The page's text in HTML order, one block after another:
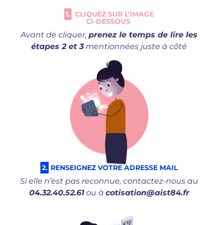
1.
CLIQUEZ SUR L’IMAGE
CI-DESSOUS
Avant de cliquer, prenez le temps de lire les
étapes 2 et 3mentionnées juste à côté
2. RENSEIGNEZ VOTRE ADRESSE MAIL
Si elle n’est pas reconnue, contactez-nous au
04.32.40.52.61ou à cotisation@aist84.fr